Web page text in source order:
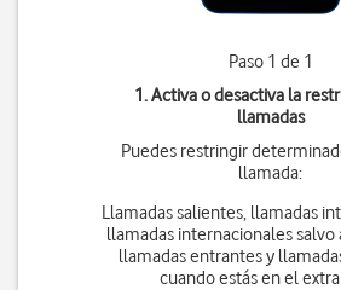
Paso 1 de 1
1. Activa o desactiva la
llamadas
Puedes restringir
llamada:
Llamadas salientes, llamadas
llamadas internacionales salvo
llamadas entrantes y
cuando estás en el